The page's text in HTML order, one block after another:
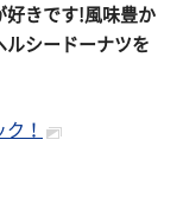
好きです!風味豊か
ルシードーナツを
！